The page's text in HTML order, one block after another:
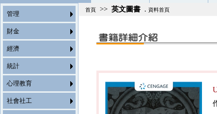
管理
財金
經濟
統計
心理教育
社會社工
首頁 >> 英文圖書 . 資料首頁